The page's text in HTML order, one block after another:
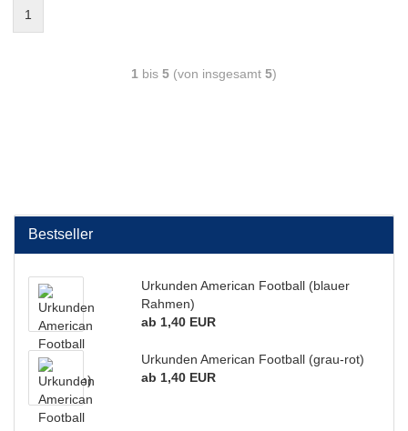
1
1 bis 5 (von insgesamt 5)
Bestseller
Urkunden American Football (blauer
Rahmen)
ab 1,40 EUR
Urkunden American Football (grau-rot)
ab 1,40 EUR